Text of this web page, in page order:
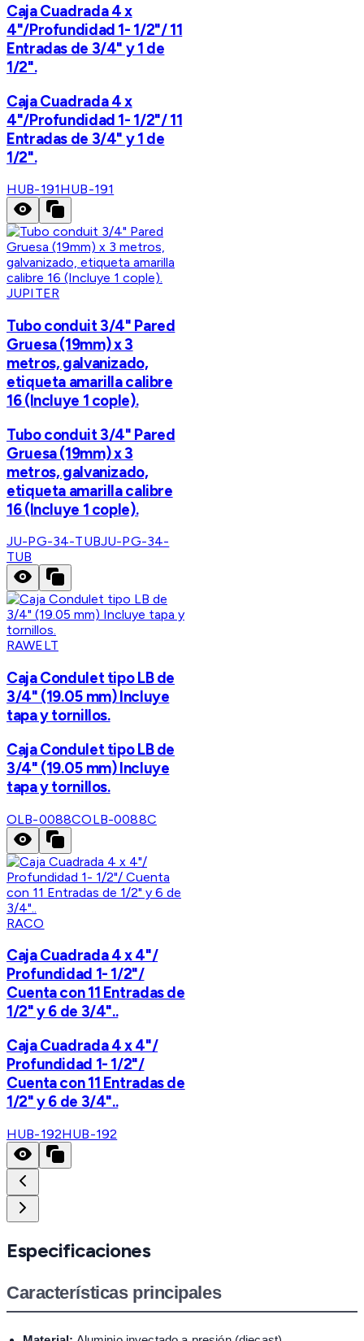
Caja Cuadrada 4 x
4"/Profundidad 1- 1/2"/ 11
Entradas de 3/4" y 1 de
1/2".
Caja Cuadrada 4 x
4"/Profundidad 1- 1/2"/ 11
Entradas de 3/4" y 1 de
1/2".
HUB-191HUB-191
JUPITER
Tubo conduit 3/4" Pared
Gruesa (19mm) x 3
metros, galvanizado,
etiqueta amarilla calibre
16 (Incluye 1 cople).
Tubo conduit 3/4" Pared
Gruesa (19mm) x 3
metros, galvanizado,
etiqueta amarilla calibre
16 (Incluye 1 cople).
JU-PG-34-TUBJU-PG-34-
TUB
RAWELT
Caja Condulet tipo LB de
3/4" (19.05 mm) Incluye
tapa y tornillos.
Caja Condulet tipo LB de
3/4" (19.05 mm) Incluye
tapa y tornillos.
OLB-0088COLB-0088C
RACO
Caja Cuadrada 4 x 4"/
Profundidad 1- 1/2"/
Cuenta con 11 Entradas de
1/2" y 6 de 3/4"..
Caja Cuadrada 4 x 4"/
Profundidad 1- 1/2"/
Cuenta con 11 Entradas de
1/2" y 6 de 3/4"..
HUB-192HUB-192
Especificaciones
Características principales